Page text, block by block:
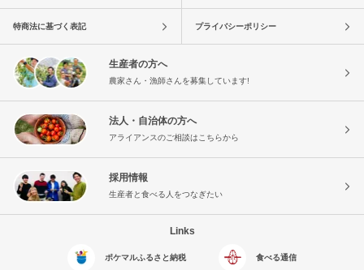
特商法に基づく表記 プライバシーポリシー
生産者の方へ
農家さん・漁師さんを募集しています!
法人・自治体の方へ
アライアンスのご相談はこちらから
採用情報
生産者と食べる人をつなぎたい
Links
ポケマルふるさと納税 食べる通信